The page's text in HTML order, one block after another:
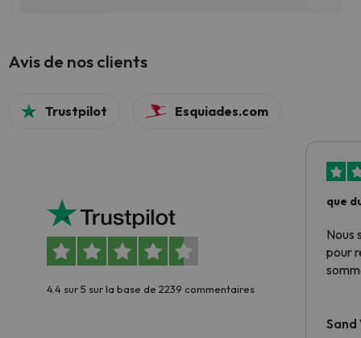
Avis de nos clients
Trustpilot Esquiades.com
4.4 sur 5 sur la base de 2239 commentaires
que
Nous
pour
Sand